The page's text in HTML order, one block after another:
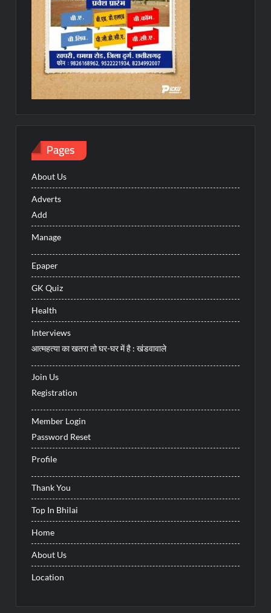
Pages
About Us
Adverts
Add
Manage
Epaper
GK Quiz
Health
Interviews
आत्महत्या का खतरा तो घर-घर में है : खंडवावाले
Join Us
Registration
Member Login
Password Reset
Profile
Thank You
Top In Bhilai
Home
About Us
Location